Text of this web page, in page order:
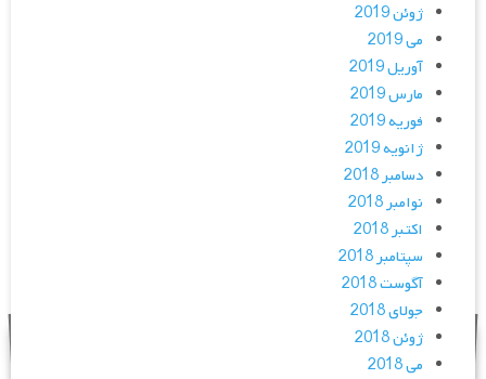
ژوئن 2019
می 2019
آوریل 2019
مارس 2019
فوریه 2019
ژانویه 2019
دسامبر 2018
نوامبر 2018
اکتبر 2018
سپتامبر 2018
آگوست 2018
جولای 2018
ژوئن 2018
می 2018